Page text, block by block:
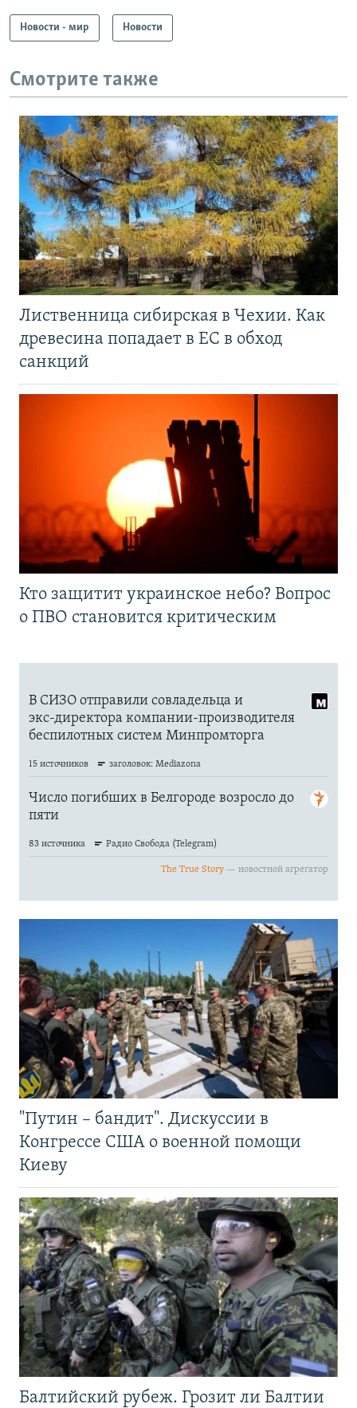
Новости - мир Новости
Смотрите также
Лиственница сибирская в Чехии. Как
древесина попадает в ЕС в обход
санкций
Кто защитит украинское небо? Вопрос
о ПВО становится критическим
"Путин – бандит". Дискуссии в
Конгрессе США о военной помощи
Киеву
Балтийский рубеж. Грозит ли Балтии